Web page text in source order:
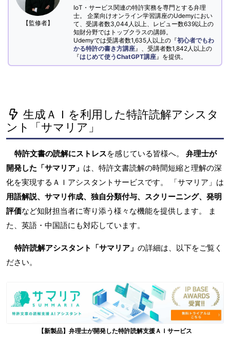
【監修者】
IoT・サービス関連の特許実務を専門とする弁理
士。 企業向けオンライン学習講座のUdemyにおい
て、受講者数3,044人以上、レビュー数639以上の
知財分野ではトップクラスの講師。
Udemyでは受講者数1,635人以上の『初心者でもわ
かる特許の書き方講座 』、受講者数1,842人以上の
『はじめて使うChatGPT講座 』を提供。
生成ＡＩを利用した特許読解アシスタ
ント「サマリア」
特許文書の読解にストレスを感じている皆様へ。 弁理士が
開発した「サマリア」 は、特許文書読解の時間短縮と理解の深
化を実現するＡＩアシスタントサービスです。 「サマリア」は
用語解説、サマリ作成、独自分類付与、スクリーニング、発明
評価など知財担当者に寄り添う様々な機能を提供します。 ま
た、英語・中国語にも対応しています。
特許読解アシスタント「サマリア」 の詳細は、以下をご覧く
ださい。
【新製品】弁理士が開発した特許読解支援ＡＩサービス